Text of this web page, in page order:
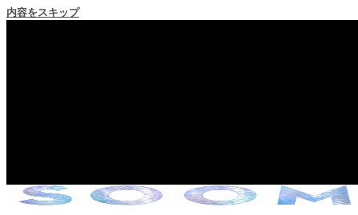
内容をスキップ